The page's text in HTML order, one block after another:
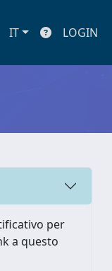
IT LOGIN
per
a questo